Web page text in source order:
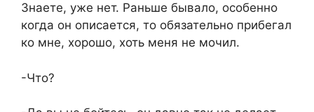
Знаете, уже нет. Раньше бывало, особенно
когда он описается, то обязательно прибегал
ко мне, хорошо, хоть меня не мочил.
-Что?